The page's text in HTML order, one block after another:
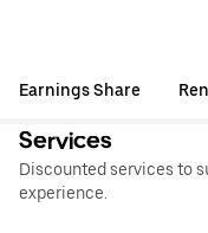
Earnings Share
Services
Discounted services to
experience.